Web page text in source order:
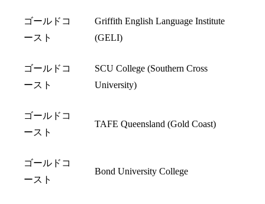
ゴールドコ
ースト
Griffith English Language Institute
(GELI)
ゴールドコ
ースト
SCU College (Southern Cross
University)
ゴールドコ
ースト
TAFE Queensland (Gold Coast)
ゴールドコ
ースト
Bond University College